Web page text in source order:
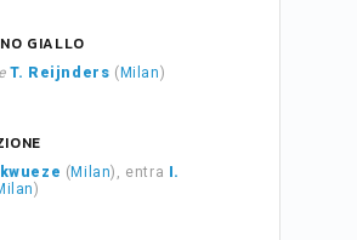
GIALLO
T. Reijnders ( Milan)
( Milan), entra
I.
)